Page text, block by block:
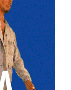
longa
Movimento